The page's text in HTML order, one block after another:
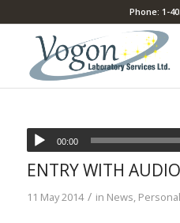
Phone: 1-
00:00
ENTRY WITH AUDIO
11 May 2014 / in News, Personal